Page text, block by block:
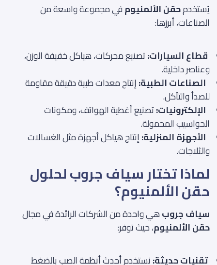
يُستخدمحقن الألمنيومفي مجموعة واسعة من
الصناعات، أبرزها:
قطاع السيارات:تصنيع محركات، هياكل خفيفة الوزن،
وعناصر داخلية.
الصناعات الطبية:إنتاج معدات طبية دقيقة مقاومة
للصدأ والتآكل.
الإلكترونيات:تصنيع أغطية الهواتف، ومكونات
الحواسيب المحمولة.
الأجهزة المنزلية:إنتاج هياكل أجهزة مثل الغسالات
والثلاجات.
لماذا تختار سياف جروب لحلول
حقن الألمنيوم؟
سياف جروبهي واحدة من الشركات الرائدة في مجال
حقن الألمنيوم، حيث توفر:
تقنيات حديثة: نستخدم أحدث أنظمة الصب بالضغط